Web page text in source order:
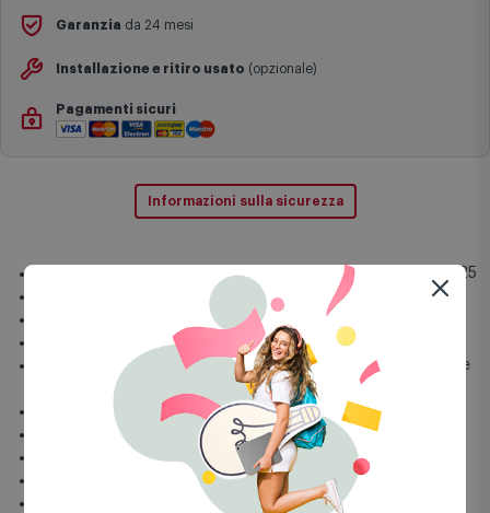
Garanzia da 24 mesi
Installazione e ritiro usato (opzionale)
Pagamenti sicuri
Informazioni sulla sicurezza
Processore sigla: Intel - Core Ultra 5 - Intel® Core™Ultra 5 325
RAM 16 GB + SSD 512 GB
Scheda video: Intel/Intel® Graphics
Dimensioni display: 16"
Special Features: Funzionalità Galaxy AI, Ultrasottile, Lettore
impronte digitali, Tastiera retroilluminata
Tipo di display: LCD
Risoluzione: 2K (1920 x 1200 px)
Funzione/Utilizzo: Ufficio
Sistema Operativo: Windows 11 Home